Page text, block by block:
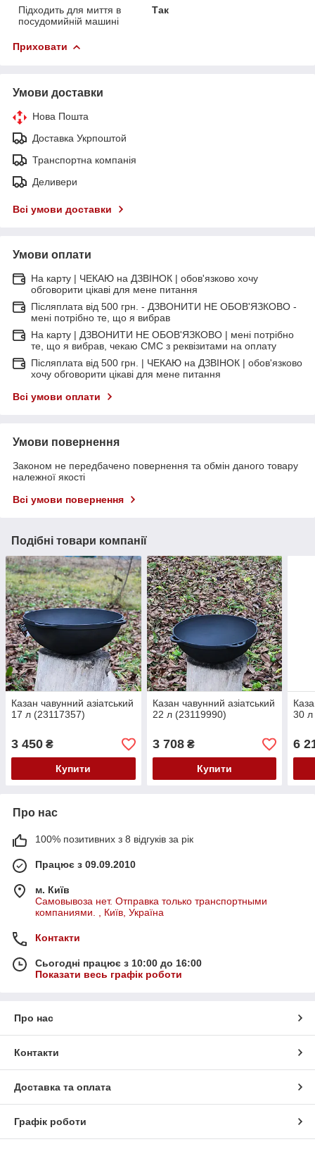
Підходить для миття в
посудомийній машині
Так
Приховати
Умови доставки
Нова Пошта
Доставка Укрпоштой
Транспортна компанія
Деливери
Всі умови доставки
Умови оплати
На карту | ЧЕКАЮ на ДЗВІНОК | обов'язково хочу
обговорити цікаві для мене питання
Післяплата від 500 грн. - ДЗВОНИТИ НЕ ОБОВ'ЯЗКОВО -
мені потрібно те, що я вибрав
На карту | ДЗВОНИТИ НЕ ОБОВ'ЯЗКОВО | мені потрібно
те, що я вибрав, чекаю СМС з реквізитами на оплату
Післяплата від 500 грн. | ЧЕКАЮ на ДЗВІНОК | обов'язково
хочу обговорити цікаві для мене питання
Всі умови оплати
Умови повернення
Законом не передбачено повернення та обмін даного товару
належної якості
Всі умови повернення
Подібні товари компанії
Казан чавунний азіатський
17 л (23117357)
3 450 ₴
Купити
Казан чавунний азіатський
22 л (23119990)
3 708₴
Купити
30 л
6
Про нас
100% позитивних з 8 відгуків за рік
Працює з 09.09.2010
м. Київ
Самовывоза нет. Отправка только транспортными
компаниями. , Київ, Україна
Контакти
Сьогодні працює з 10:00 до 16:00
Показати весь графік роботи
Про нас
Контакти
Доставка та оплата
Графік роботи